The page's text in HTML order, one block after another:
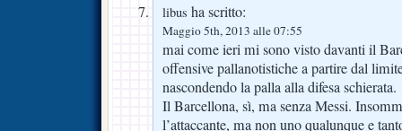
libus ha scritto:
Maggio 5th, 2013 alle 07:55
mai come ieri mi sono visto davanti il
offensive pallanotistiche a partire dal
nascondendo la palla alla difesa schierata.
Il Barcellona, sì, ma senza Messi.
l’attaccante, ma non uno qualunque e